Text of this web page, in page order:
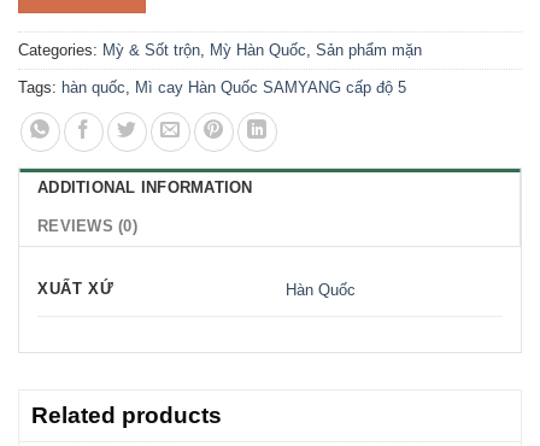
Categories: Mỳ & Sốt trộn, Mỳ Hàn Quốc, Sản phẩm mặn
Tags: hàn quốc, Mì cay Hàn Quốc SAMYANG cấp độ 5
ADDITIONAL INFORMATION
REVIEWS (0)
XUẤT XỨ Hàn Quốc
Related products